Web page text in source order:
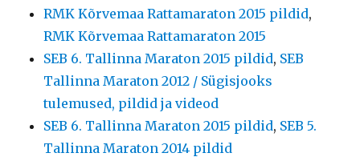
RMK Kõrvemaa Rattamaraton 2015 pildid,
RMK Kõrvemaa Rattamaraton 2015
SEB 6. Tallinna Maraton 2015 pildid, SEB
Tallinna Maraton 2012 / Sügisjooks
tulemused, pildid ja videod
SEB 6. Tallinna Maraton 2015 pildid, SEB 5.
Tallinna Maraton 2014 pildid